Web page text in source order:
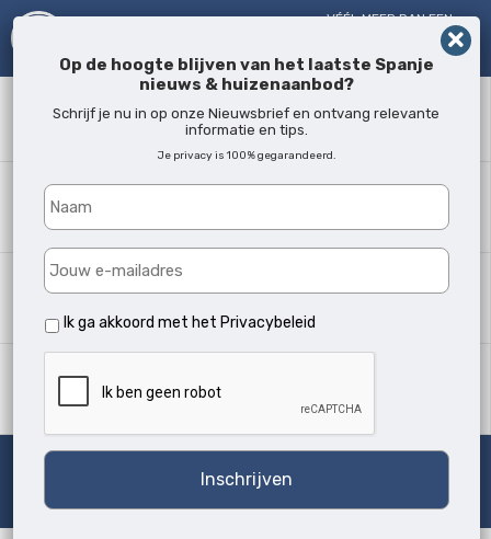
VÉÉL MEER DAN EEN
Waar?
Alle locaties
Woningtype
Alle soorten
Zoeken
Op de hoogte blijven van het laatste Spanje
nieuws & huizenaanbod?
Schrijf je nu in op onze Nieuwsbrief en ontvang relevante
informatie en tips.
Je privacy is 100% gegarandeerd.
Ik ga akkoord met het Privacybeleid